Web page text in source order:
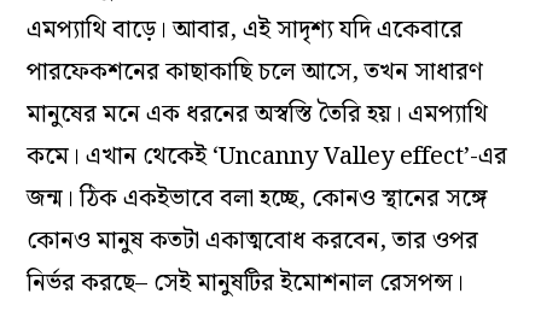
এমপ্যাথি বাড়ে। আবার, এই সাদৃশ্য যদি একেবারে
পারফেকশনের কাছাকাছি চলে আসে, তখন সাধারণ
মানুষের মনে এক ধরনের অস্বস্তি তৈরি হয়। এমপ্যাথি
কমে। এখান থেকেই ‘Uncanny Valley effect’-এর
জন্ম। ঠিক একইভাবে বলা হচ্ছে, কোনও স্থানের সঙ্গে
কোনও মানুষ কতটা একাত্মবোধ করবেন, তার ওপর
নির্ভর করছে– সেই মানুষটির ইমোশনাল রেসপন্স।